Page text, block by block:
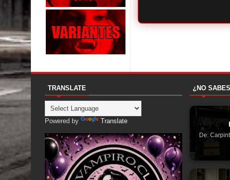
TRANSLATE
Powered by Translate
¿NO
De: